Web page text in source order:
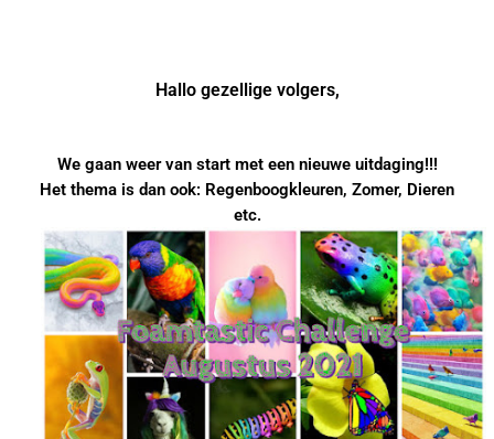
Hallo gezellige volgers,
We gaan weer van start met een nieuwe uitdaging!!!
Het thema is dan ook: Regenboogkleuren, Zomer, Dieren
etc.